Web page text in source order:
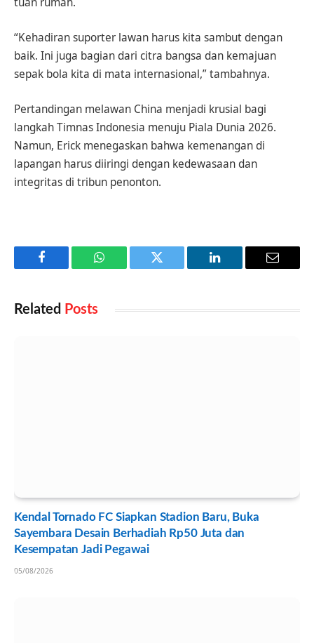
“Kehadiran suporter lawan harus kita sambut dengan
baik. Ini juga bagian dari citra bangsa dan kemajuan
sepak bola kita di mata internasional,” tambahnya.
Pertandingan melawan China menjadi krusial bagi
langkah Timnas Indonesia menuju Piala Dunia 2026.
Namun, Erick menegaskan bahwa kemenangan di
lapangan harus diiringi dengan kedewasaan dan
integritas di tribun penonton.
Facebook WhatsApp Twitter LinkedIn Email
Related Posts
Kendal Tornado FC Siapkan Stadion Baru, Buka
Sayembara Desain Berhadiah Rp50 Juta dan
Kesempatan Jadi Pegawai
05/08/2026